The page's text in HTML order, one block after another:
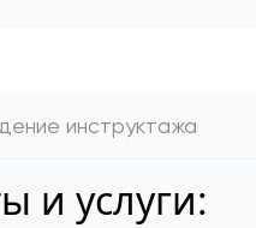
инструктажа
и услуги: